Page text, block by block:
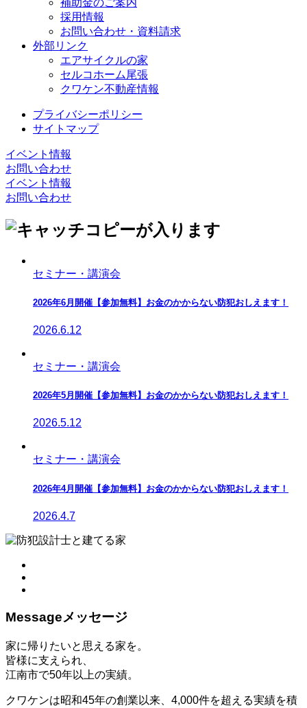
採用情報
お問い合わせ・資料請求
外部リンク
エアサイクルの家
セルコホーム尾張
クワケン不動産情報
プライバシーポリシー
サイトマップ
イベント情報
お問い合わせ
イベント情報
お問い合わせ
セミナー・講演会
2026年6月開催【参加無料】お金のかからない防犯おしえます！
2026.6.12
セミナー・講演会
2026年5月開催【参加無料】お金のかからない防犯おしえます！
2026.5.12
セミナー・講演会
2026年4月開催【参加無料】お金のかからない防犯おしえます！
2026.4.7
Messageメッセージ
家に帰りたいと思える家を。
皆様に支えられ、
江南市で50年以上の実績。
クワケンは昭和45年の創業以来、4,000件を超える実績を積